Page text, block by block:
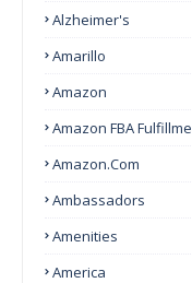
Alzheimer's
Amarillo
Amazon
Amazon FBA
Amazon.com
Ambassadors
Amenities
America